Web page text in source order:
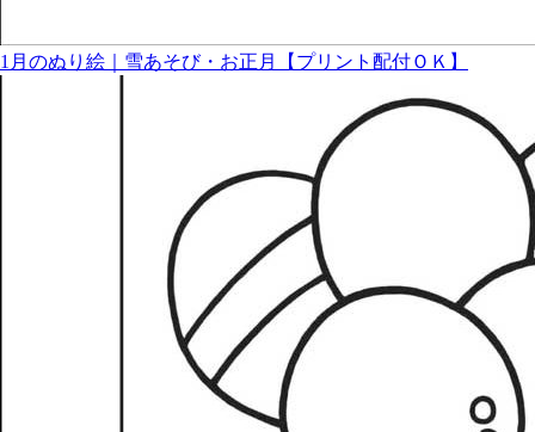
1月のぬり絵｜雪あそび・お正月【プリント配付ＯＫ】